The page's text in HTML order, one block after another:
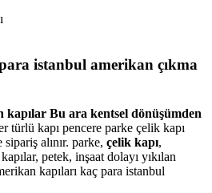
istanbul amerikan çıkma
kapılar Bu ara kentsel dönüşümden
türlü kapı pencere parke çelik kapı
alınır. parke, çelik kapı,
petek, inşaat dolayı yıkılan
kapıları kaç para istanbul